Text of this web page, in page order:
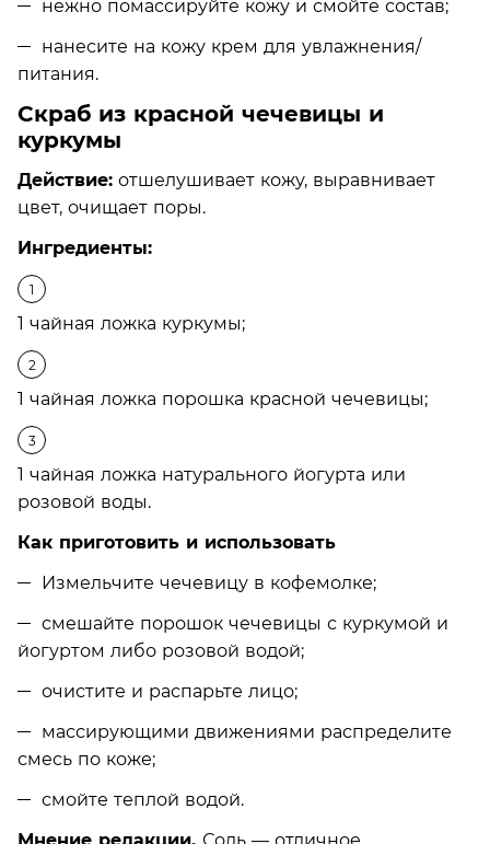
нежно помассируйте кожу и смойте состав;
нанесите на кожу крем для увлажнения/
питания.
Скраб из красной чечевицы и
куркумы
Действие: отшелушивает кожу, выравнивает
цвет, очищает поры.
Ингредиенты:
1 чайная ложка куркумы;
1 чайная ложка порошка красной чечевицы;
1 чайная ложка натурального йогурта или
розовой воды.
Как приготовить и использовать
Измельчите чечевицу в кофемолке;
смешайте порошок чечевицы с куркумой и
йогуртом либо розовой водой;
очистите и распарьте лицо;
массирующими движениями распределите
смесь по коже;
смойте теплой водой.
Мнение редакции. Соль — отличное